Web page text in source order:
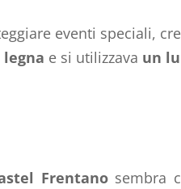
eventi speciali,
e si utilizzava un
Frentanosembra